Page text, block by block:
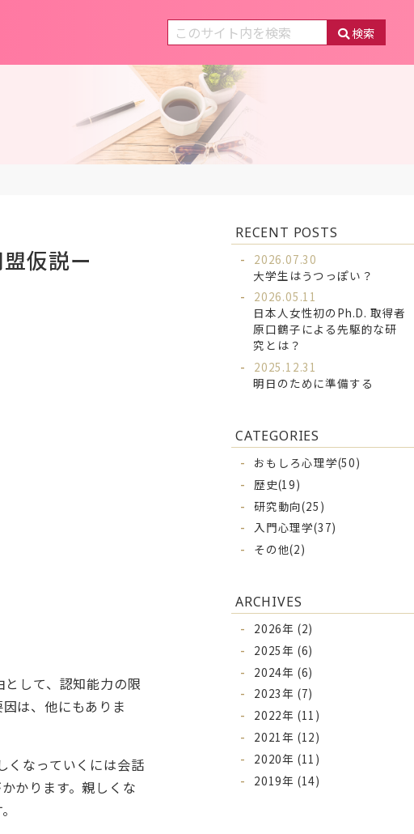
検索
仮説ー
して、認知能力の限
は、他にもありま
くなっていくには会話
かります。親しくな
RECENT POSTS
2026.07.30
大学生はうつっぽい？
2026.05.11
日本人女性初のPh.D. 取得者
原口鶴子による先駆的な研
究とは？
2025.12.31
明日のために準備する
CATEGORIES
おもしろ心理学(50)
歴史(19)
研究動向(25)
入門心理学(37)
その他(2)
ARCHIVES
2026年 (2)
2025年 (6)
2024年 (6)
2023年 (7)
2022年 (11)
2021年 (12)
2020年 (11)
2019年 (14)